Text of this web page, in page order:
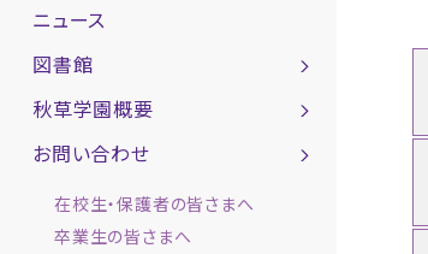
ニュース
図書館
秋草学園概要
お問い合わせ
在校生・保護者の皆さまへ
卒業生の皆さまへ